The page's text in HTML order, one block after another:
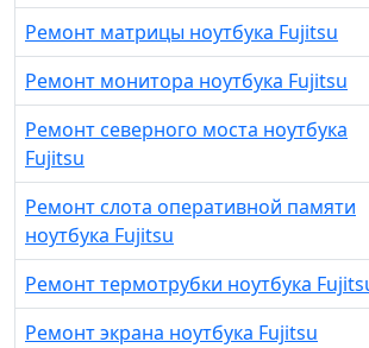
Ремонт матрицы ноутбука Fujitsu
Ремонт монитора ноутбука Fujitsu
Ремонт северного моста ноутбука
Fujitsu
Ремонт слота оперативной памяти
ноутбука Fujitsu
Ремонт термотрубки ноутбука
Ремонт экрана ноутбука Fujitsu